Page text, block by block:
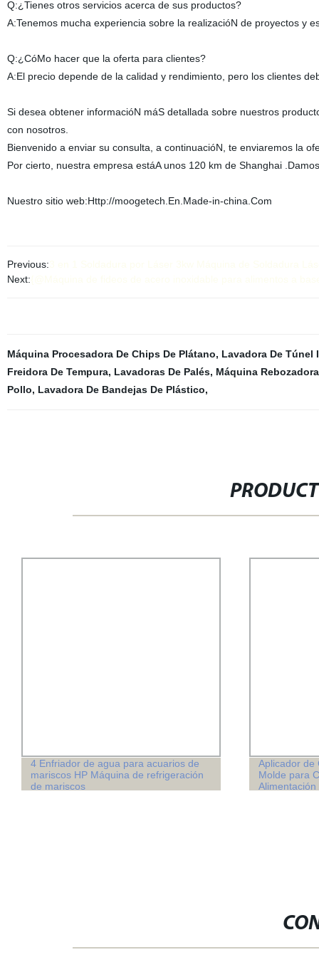
Q:¿Tienes otros servicios acerca de sus productos?
A:Tenemos mucha experiencia sobre la realizacióN de proyectos y
Q:¿CóMo hacer que la oferta para clientes?
A:El precio depende de la calidad y rendimiento, pero los clientes
Si desea obtener informacióN máS detallada sobre nuestros
con nosotros.
Bienvenido a enviar su consulta, a continuacióN, te enviaremos la
Por cierto, nuestra empresa estáA unos 120 km de Shanghai
Nuestro sitio web:Http://moogetech.En.Made-in-china.Com
Previous:
Next:
Máquina Procesadora De Chips De Plátano, Lavadora De Túnel
Freidora De Tempura, Lavadoras De Palés, Máquina
Pollo, Lavadora De Bandejas De Plástico,
Aplicador de Cable de Alta Precisión /
Molde para Crimpado de Terminales de
Alimentación por el Final (JA-40E)
Broasted
freír el pollo